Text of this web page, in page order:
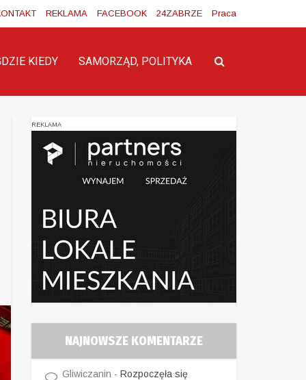
REKLAMA FACEBOOK 24ZABRZE Praca
KIEDY SAMORZĄD, POLITYKA
REKLAMA
NAJNOWSZE KOMENTARZE
Gliwiczanin - Rozpoczęła się